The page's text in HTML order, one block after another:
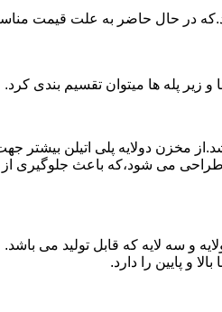
در حال حاضر به علت قیمت
زیر پله ها میتوان تقسیم بندی کرد.
مخزن دولایه پلی اتیلن بیشتر
می شود،که باعث جلوگیری
و پایین را دارد.